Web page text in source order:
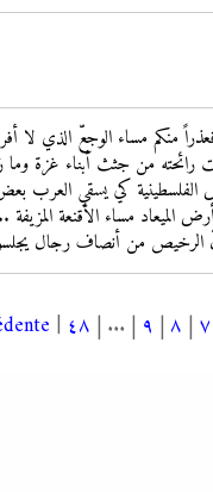
منكم مساء الوجعّ الذي لا
من جثث أبناء غزة وما
كي يسقي العرب
الميعاد مساء الأقنعة
الرخيص من أنصاف رجال
| ٧ | ٨ | ٩ |
...
| ٤٨